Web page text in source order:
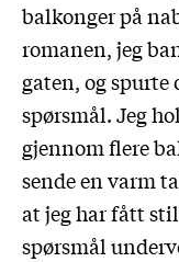
balkonger på
romanen, jeg
gaten, og
spørsmål. Jeg
gjennom flere
sende en varm
at jeg har fått
spørsmål